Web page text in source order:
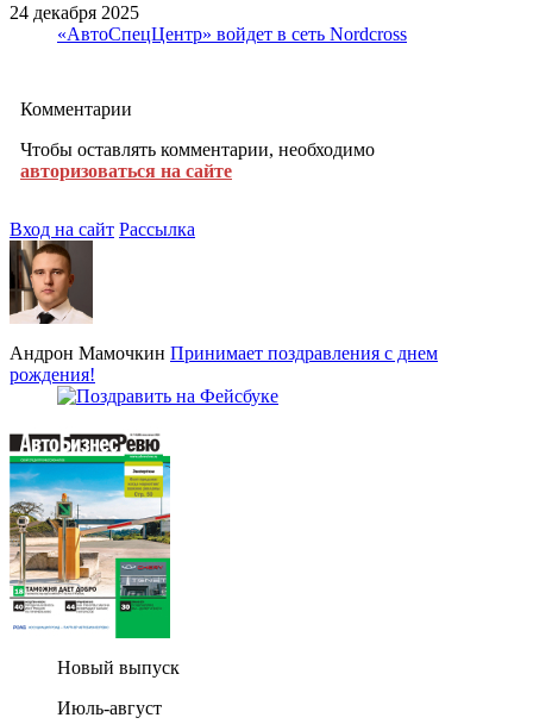
24 декабря 2025
«АвтоСпецЦентр» войдет в сеть Nordcross
Комментарии
Чтобы оставлять комментарии, необходимо
авторизоваться на сайте
Вход на сайт Рассылка
Андрон Мамочкин Принимает поздравления с днем
рождения!
Новый выпуск
Июль-август